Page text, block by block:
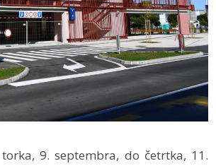
9. septembra, do četrtka, 11.